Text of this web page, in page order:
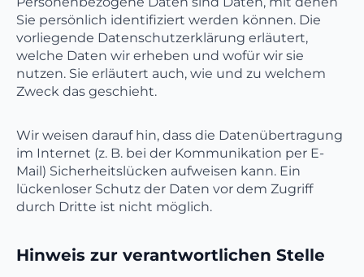
Sie persönlich identifiziert werden können. Die
vorliegende Datenschutzerklärung erläutert,
welche Daten wir erheben und wofür wir sie
nutzen. Sie erläutert auch, wie und zu welchem
Zweck das geschieht.
Wir weisen darauf hin, dass die Datenübertragung
im Internet (z. B. bei der Kommunikation per E-
Mail) Sicherheitslücken aufweisen kann. Ein
lückenloser Schutz der Daten vor dem Zugriff
durch Dritte ist nicht möglich.
Hinweis zur verantwortlichen Stelle